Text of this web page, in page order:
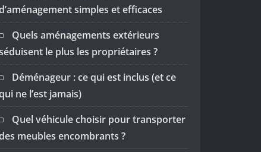
simples et efficaces
Quels aménagements extérieurs
le plus les propriétaires ?
Déménageur : ce qui est inclus (et ce
ne l’est jamais)
Quel véhicule choisir pour transporter
meubles encombrants ?